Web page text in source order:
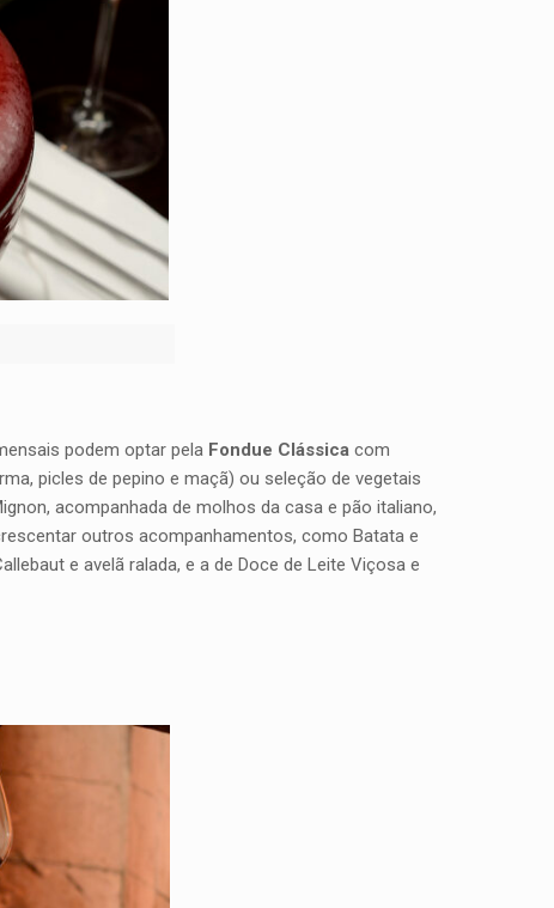
podem optar pela Fondue Clássica com
picles de pepino e maçã) ou seleção de vegetais
acompanhada de molhos da casa e pão italiano,
outros acompanhamentos, como Batata e
e avelã ralada, e a de Doce de Leite Viçosa e